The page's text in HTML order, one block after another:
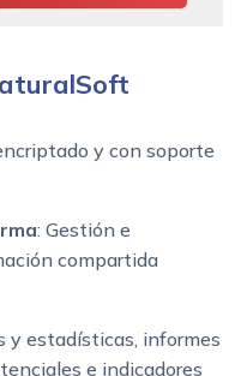
y con soporte
: Gestión e
compartida
y estadísticas, informes
e indicadores